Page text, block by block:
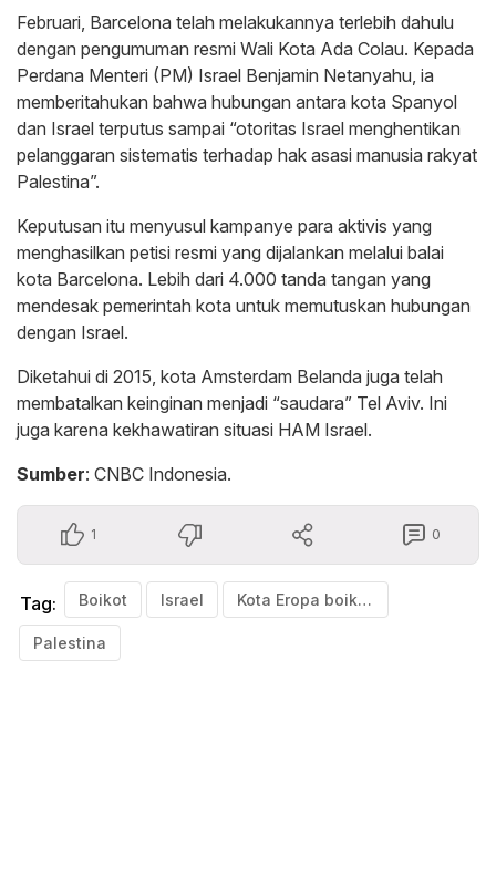
Februari, Barcelona telah melakukannya terlebih dahulu
dengan pengumuman resmi Wali Kota Ada Colau. Kepada
Perdana Menteri (PM) Israel Benjamin Netanyahu, ia
memberitahukan bahwa hubungan antara kota Spanyol
dan Israel terputus sampai “otoritas Israel menghentikan
pelanggaran sistematis terhadap hak asasi manusia rakyat
Palestina”.
Keputusan itu menyusul kampanye para aktivis yang
menghasilkan petisi resmi yang dijalankan melalui balai
kota Barcelona. Lebih dari 4.000 tanda tangan yang
mendesak pemerintah kota untuk memutuskan hubungan
dengan Israel.
Diketahui di 2015, kota Amsterdam Belanda juga telah
membatalkan keinginan menjadi “saudara” Tel Aviv. Ini
juga karena kekhawatiran situasi HAM Israel.
Sumber: CNBC Indonesia.
1 0
Tag: Boikot Israel Kota Eropa boikot Israel
Palestina